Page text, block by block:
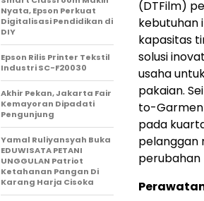
(DTFilm)
kebutuhan
kapasitas
solusi
usaha
pakaian.
to-
pada
pelanggan
perubahan
Nyata, Epson Perkuat
Digitalisasi Pendidikan di
DIY
Epson Rilis Printer Tekstil
Industri SC-F20030
Akhir Pekan, Jakarta Fair
Kemayoran Dipadati
Pengunjung
Yamal Ruliyansyah Buka
EDUWISATA PETANI
UNGGULAN Patriot
Ketahanan Pangan Di
Karang Harja Cisoka